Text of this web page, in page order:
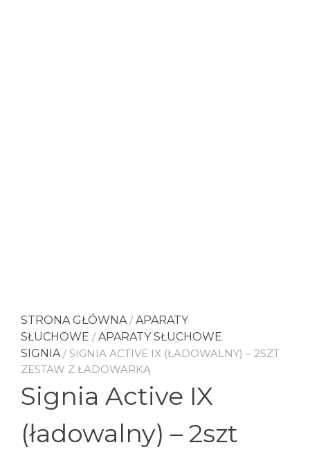
STRONA GŁÓWNA /APARATY
SŁUCHOWE /APARATY SŁUCHOWE
SIGNIA / SIGNIA ACTIVE IX (ŁADOWALNY) – 2SZT
ZESTAW Z ŁADOWARKĄ
Signia Active IX
(ładowalny) – 2szt